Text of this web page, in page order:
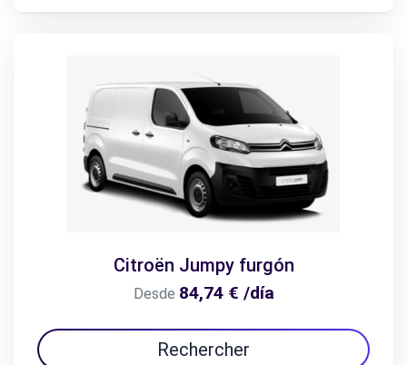
Citroën Jumpy furgón
Desde 84,74 € /día
Rechercher